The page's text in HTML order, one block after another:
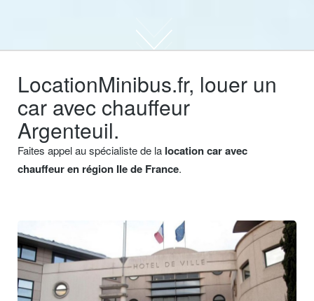
LocationMinibus.fr, louer un
car avec chauffeur
Argenteuil.
Faites appel au spécialiste de la location car avec
chauffeur en région Ile de France.